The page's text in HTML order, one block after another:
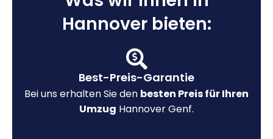
Hannover bieten:
Best-Preis-Garantie
Bei uns erhalten Sie den besten Preis für Ihren
Umzug Hannover Genf.